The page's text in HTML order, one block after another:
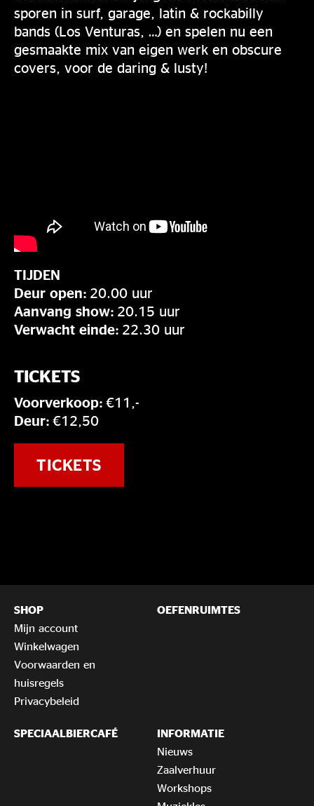
sporen in surf, garage, latin & rockabilly
bands (Los Venturas, …) en spelen nu een
gesmaakte mix van eigen werk en obscure
covers, voor de daring & lusty!
TIJDEN
Deur open: 20.00 uur
Aanvang show: 20.15 uur
Verwacht einde: 22.30 uur
TICKETS
Voorverkoop: €11,-
Deur: €12,50
TICKETS
SHOP
Mijn account
Winkelwagen
Voorwaarden en
huisregels
Privacybeleid
OEFENRUIMTES
SPECIAALBIERCAFÉ
INFORMATIE
Nieuws
Zaalverhuur
Workshops